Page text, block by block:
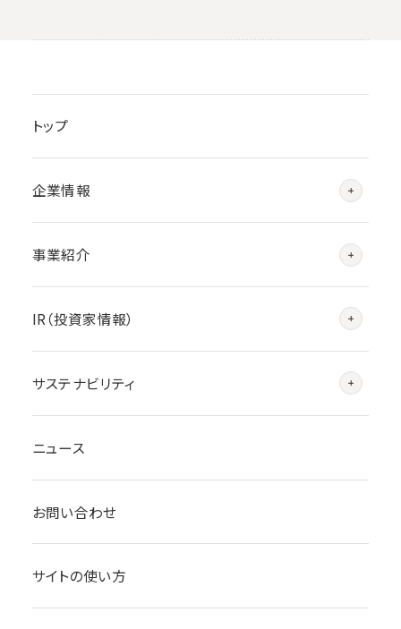
トップ
企業情報
事業紹介
IR（投資家情報）
サステナビリティ
ニュース
お問い合わせ
サイトの使い方